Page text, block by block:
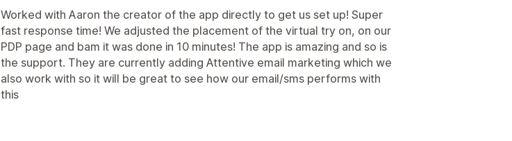
Worked with Aaron the creator of the app directly to get us set up! Super
fast response time! We adjusted the placement of the virtual try on, on our
PDP page and bam it was done in 10 minutes! The app is amazing and so is
the support. They are currently adding Attentive email marketing which we
also work with so it will be great to see how our email/sms performs with
this